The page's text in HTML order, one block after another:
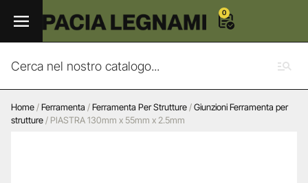
0
Home/Ferramenta /Ferramenta Per Strutture/Giunzioni Ferramenta per
strutture/ PIASTRA 130mm x 55mm x 2.5mm